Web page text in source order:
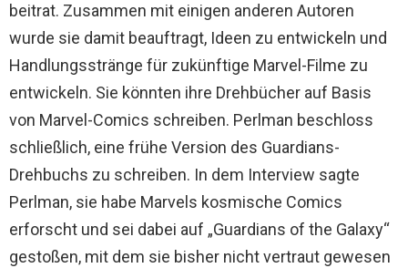
beitrat. Zusammen mit einigen anderen Autoren
wurde sie damit beauftragt, Ideen zu entwickeln und
Handlungsstränge für zukünftige Marvel-Filme zu
entwickeln. Sie könnten ihre Drehbücher auf Basis
von Marvel-Comics schreiben. Perlman beschloss
schließlich, eine frühe Version des Guardians-
Drehbuchs zu schreiben. In dem Interview sagte
Perlman, sie habe Marvels kosmische Comics
erforscht und sei dabei auf „Guardians of the Galaxy“
gestoßen, mit dem sie bisher nicht vertraut gewesen